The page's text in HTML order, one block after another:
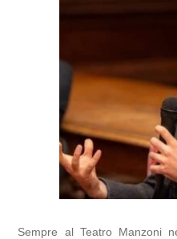
Sempre al Teatro Manzoni